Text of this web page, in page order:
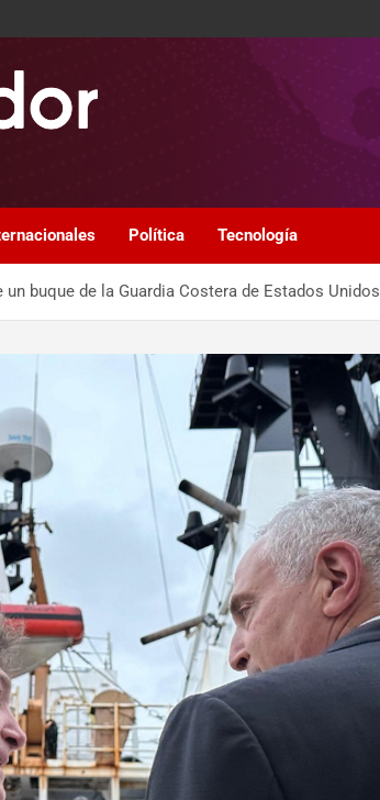
Política Tecnología
buque de la Guardia Costera de Estados Unidos